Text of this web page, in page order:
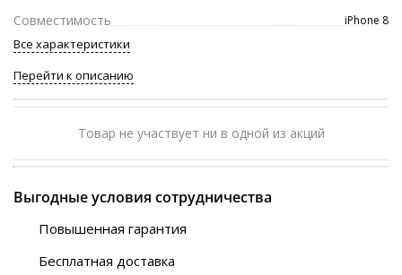
Совместимость iPhone 8
Все характеристики
Перейти к описанию
Товар не участвует ни в одной из акций
Выгодные условия сотрудничества
Повышенная гарантия
Бесплатная доставка